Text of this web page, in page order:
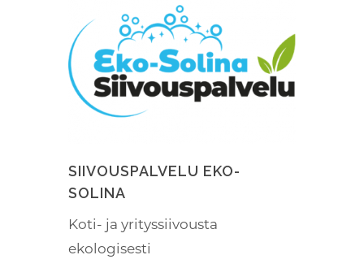
SIIVOUSPALVELU EKO-
SOLINA
Koti- ja yrityssiivousta
ekologisesti